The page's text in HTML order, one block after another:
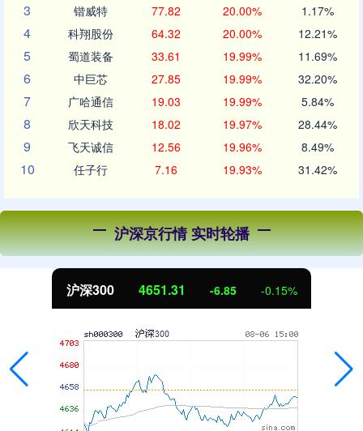
3 锴威特 77.82 20.00% 1.17%
4 科翔股份 64.32 20.00% 12.21%
5 蜀道装备 33.61 19.99% 11.69%
6 中巨芯 27.85 19.99% 32.20%
7 广哈通信 19.03 19.99% 5.84%
8 欣天科技 18.02 19.97% 28.44%
9 飞天诚信 12.56 19.96% 8.49%
10 任子行 7.16 19.93% 31.42%
沪深京行情 实时轮播
北证50 1122.88 3.42 0.30%